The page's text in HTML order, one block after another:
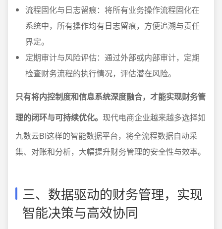
流程固化与日志留痕：将所有业务操作流程固化在
系统中，所有操作均有日志留痕，方便追溯与责任
界定。
定期审计与风险评估：通过外部或内部审计，定期
检查财务流程的执行情况，评估潜在风险。
只有将内控制度和信息系统深度融合，才能实现财务管
理的闭环与可持续优化。 现代电商企业越来越多选择如
九数云BI这样的智能数据平台，将全流程数据自动采
集、对账和分析，大幅提升财务管理的安全性与效率。
三、数据驱动的财务管理，实现
智能决策与高效协同